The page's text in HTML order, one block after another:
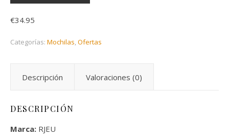
€34.95
Categorías: Mochilas,Ofertas
Descripción Valoraciones (0)
DESCRIPCIÓN
Marca: RJEU